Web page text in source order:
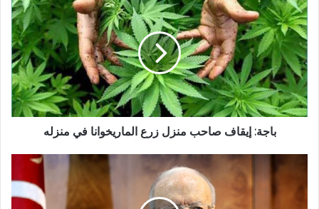
باجة: إيقاف صاحب منزل زرع الماريخوانا في منزله